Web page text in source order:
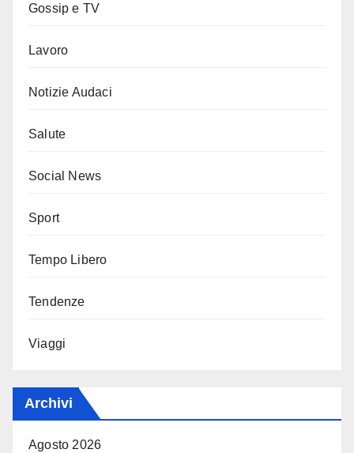
Gossip e TV
Lavoro
Notizie Audaci
Salute
Social News
Sport
Tempo Libero
Tendenze
Viaggi
Archivi
Agosto 2026